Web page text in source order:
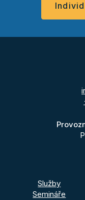
Služby
Semináře